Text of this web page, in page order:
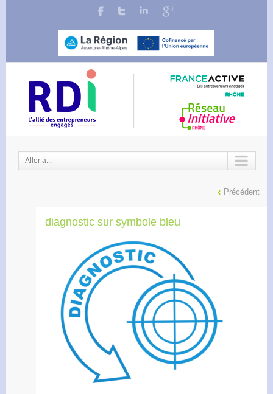
Aller à...
Précédent
diagnostic sur symbole bleu